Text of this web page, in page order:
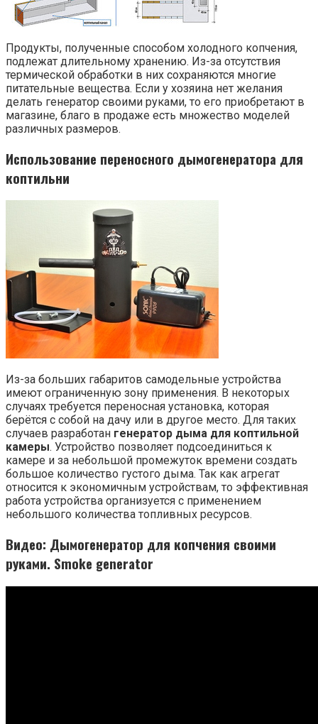
Продукты, полученные способом холодного копчения,
подлежат длительному хранению. Из-за отсутствия
термической обработки в них сохраняются многие
питательные вещества. Если у хозяина нет желания
делать генератор своими руками, то его приобретают в
магазине, благо в продаже есть множество моделей
различных размеров.
Использование переносного дымогенератора для
коптильни
Из-за больших габаритов самодельные устройства
имеют ограниченную зону применения. В некоторых
случаях требуется переносная установка, которая
берётся с собой на дачу или в другое место. Для таких
случаев разработан генератор дыма для коптильной
камеры. Устройство позволяет подсоединиться к
камере и за небольшой промежуток времени создать
большое количество густого дыма. Так как агрегат
относится к экономичным устройствам, то эффективная
работа устройства организуется с применением
небольшого количества топливных ресурсов.
Видео: Дымогенератор для копчения своими
руками. Smoke generator